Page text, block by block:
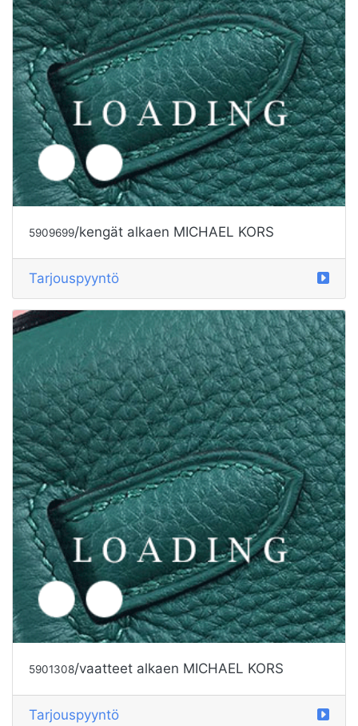
Tarjouspyyntö
5909699/kengät alkaen MICHAEL KORS
Tarjouspyyntö